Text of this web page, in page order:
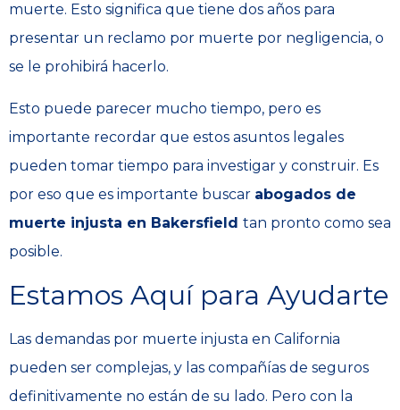
muerte. Esto significa que tiene dos años para
presentar un reclamo por muerte por negligencia, o
se le prohibirá hacerlo.
Esto puede parecer mucho tiempo, pero es
importante recordar que estos asuntos legales
pueden tomar tiempo para investigar y construir. Es
por eso que es importante buscar abogados de
muerte injusta en Bakersfield tan pronto como sea
posible.
Estamos Aquí para Ayudarte
Las demandas por muerte injusta en California
pueden ser complejas, y las compañías de seguros
definitivamente no están de su lado. Pero con la